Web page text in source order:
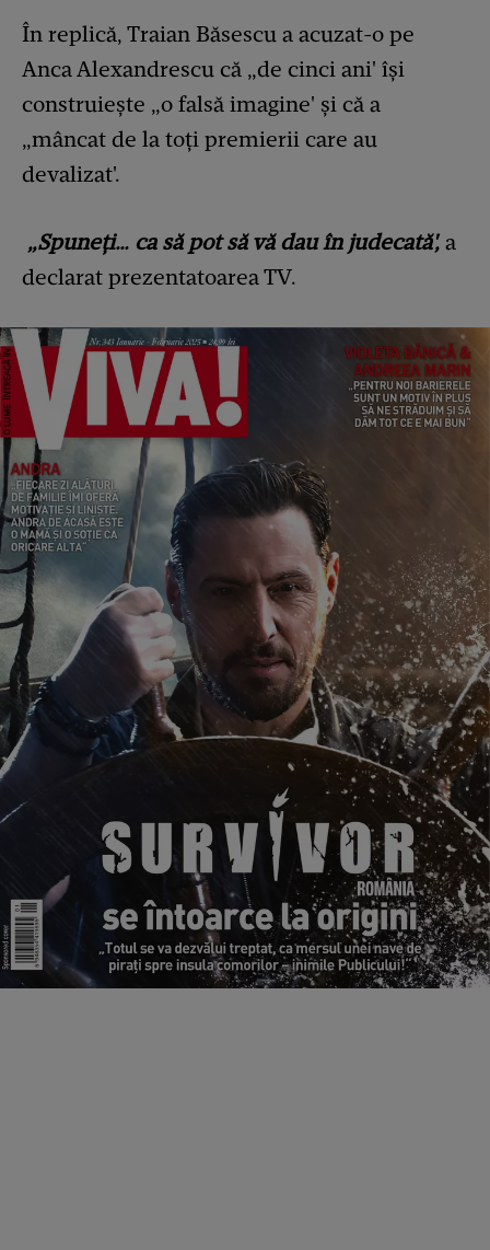
În replică, Traian Băsescu a acuzat-o pe
Anca Alexandrescu că „de cinci ani' își
construiește „o falsă imagine' și că a
„mâncat de la toți premierii care au
devalizat'.
„Spuneți… ca să pot să vă dau în judecată', a
declarat prezentatoarea TV.